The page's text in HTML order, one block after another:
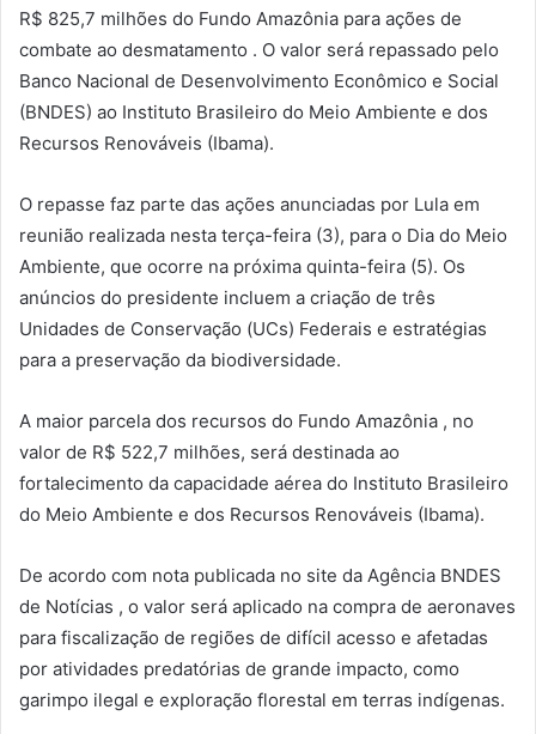
R$ 825,7 milhões do Fundo Amazônia para ações de
combate ao desmatamento . O valor será repassado pelo
Banco Nacional de Desenvolvimento Econômico e Social
(BNDES) ao Instituto Brasileiro do Meio Ambiente e dos
Recursos Renováveis (Ibama).
O repasse faz parte das ações anunciadas por Lula em
reunião realizada nesta terça-feira (3), para o Dia do Meio
Ambiente, que ocorre na próxima quinta-feira (5). Os
anúncios do presidente incluem a criação de três
Unidades de Conservação (UCs) Federais e estratégias
para a preservação da biodiversidade.
A maior parcela dos recursos do Fundo Amazônia , no
valor de R$ 522,7 milhões, será destinada ao
fortalecimento da capacidade aérea do Instituto Brasileiro
do Meio Ambiente e dos Recursos Renováveis (Ibama).
De acordo com nota publicada no site da Agência BNDES
de Notícias , o valor será aplicado na compra de aeronaves
para fiscalização de regiões de difícil acesso e afetadas
por atividades predatórias de grande impacto, como
garimpo ilegal e exploração florestal em terras indígenas.